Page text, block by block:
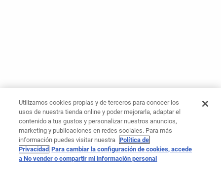
Utilizamos cookies propias y de terceros para conocer los
usos de nuestra tienda online y poder mejorarla, adaptar el
contenido a tus gustos y personalizar nuestros anuncios,
marketing y publicaciones en redes sociales. Para más
información puedes visitar nuestra Política de
Privacidad Para cambiar la configuración de cookies, accede
a No vender o compartir mi información personal